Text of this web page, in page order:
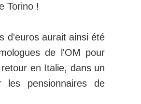
Torino !
d'euros aurait ainsi été
de l'OM pour
en Italie, dans un
les pensionnaires de